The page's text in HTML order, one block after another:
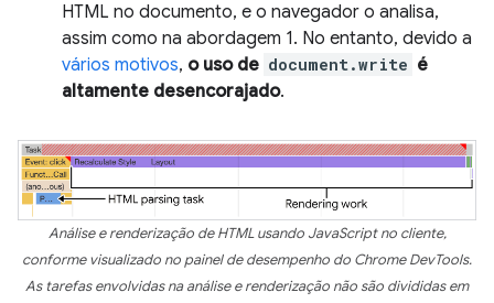
HTML no documento, e o navegador o analisa,
assim como na abordagem 1. No entanto, devido a
vários motivos, o uso de document.write é
altamente desencorajado.
Análise e renderização de HTML usando JavaScript no cliente,
conforme visualizado no painel de desempenho do Chrome DevTools.
As tarefas envolvidas na análise e renderização não são divididas em